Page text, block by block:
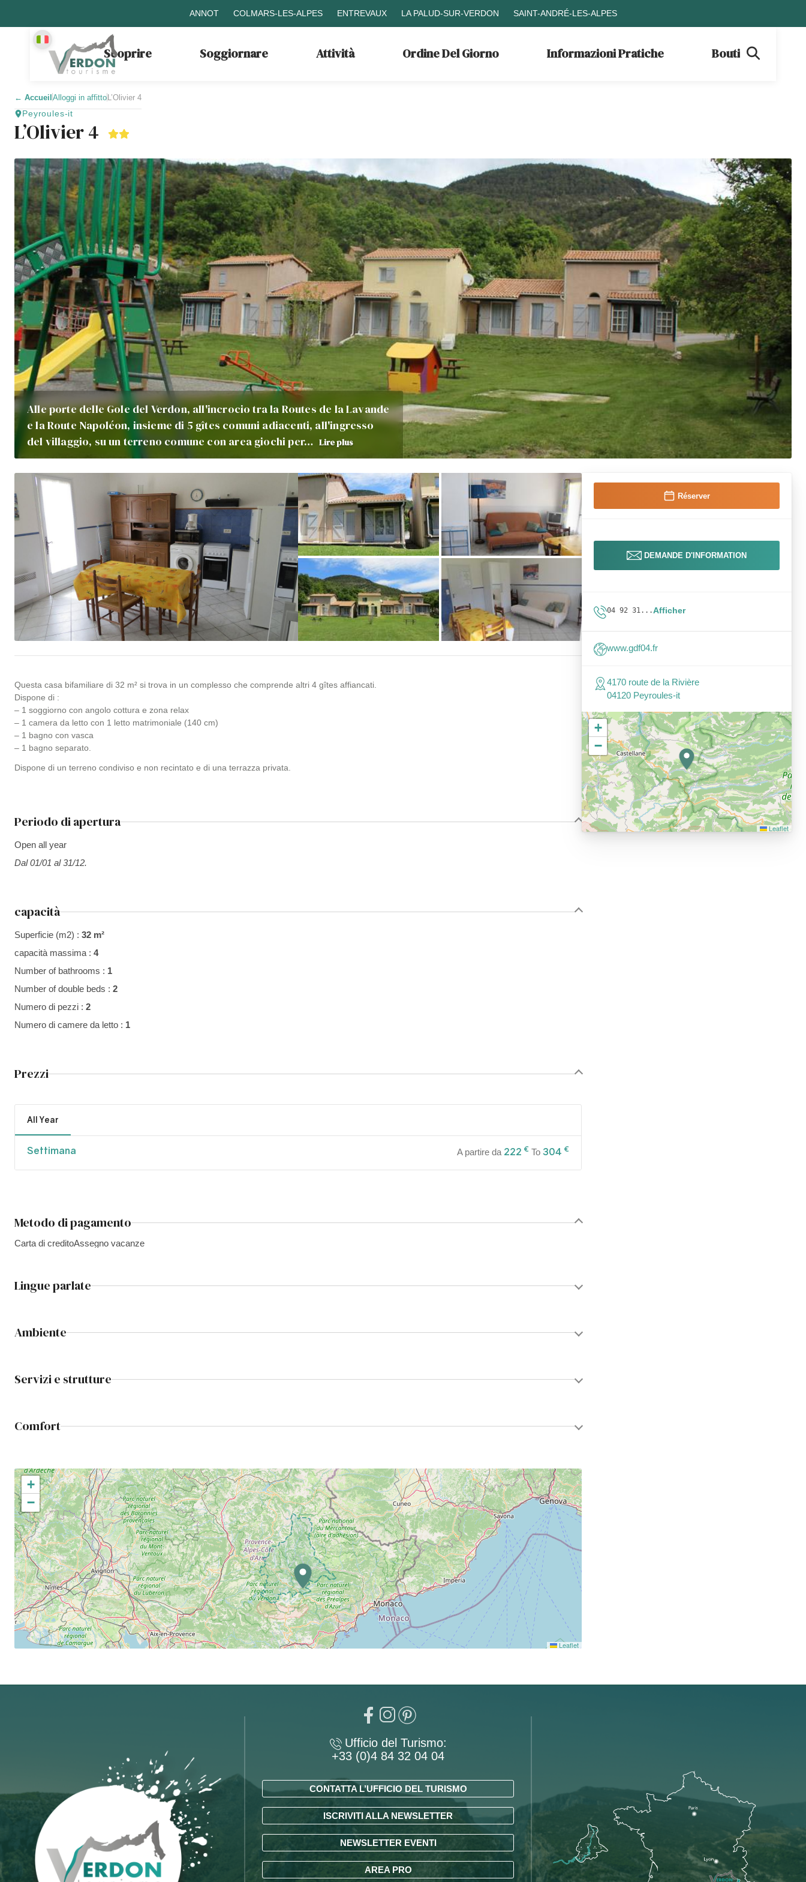
ANNOT COLMARS-LES-ALPES ENTREVAUX LA PALUD-SUR-VERDON SAINT-ANDRÉ-LES-ALPES
Scoprire Soggiornare Attività Ordine Del Giorno Informazioni Pratiche Boutique
← AccueilAlloggi in affittoL’Olivier 4
Peyroules-it
L’Olivier 4
Alle porte delle Gole del Verdon, all'incrocio tra la Routes de la Lavande
e la Route Napoléon, insieme di 5 gîtes comuni adiacenti, all'ingresso
del villaggio, su un terreno comune con area giochi per… Lire plus
Questa casa bifamiliare di 32 m² si trova in un complesso che comprende altri 4 gîtes affiancati.
Dispone di :
– 1 soggiorno con angolo cottura e zona relax
– 1 camera da letto con 1 letto matrimoniale (140 cm)
– 1 bagno con vasca
– 1 bagno separato.
Dispone di un terreno condiviso e non recintato e di una terrazza privata.
Periodo di apertura
Open all year
Dal 01/01 al 31/12.
capacità
Superficie (m2) : 32 m²
capacità massima : 4
Number of bathrooms : 1
Number of double beds : 2
Numero di pezzi : 2
Numero di camere da letto : 1
Prezzi
All Year
Settimana A partire da 222 € To 304 €
Metodo di pagamento
Carta di creditoAssegno vacanze
Lingue parlate
Ambiente
Servizi e strutture
Comfort
+
−
Leaflet
Réserver
DEMANDE D'INFORMATION
04 92 31...Afficher
www.gdf04.fr
4170 route de la Rivière
04120 Peyroules-it
+
−
Leaflet
Ufficio del Turismo:
+33 (0)4 84 32 04 04
CONTATTA L’UFFICIO DEL TURISMO
ISCRIVITI ALLA NEWSLETTER
NEWSLETTER EVENTI
AREA PRO